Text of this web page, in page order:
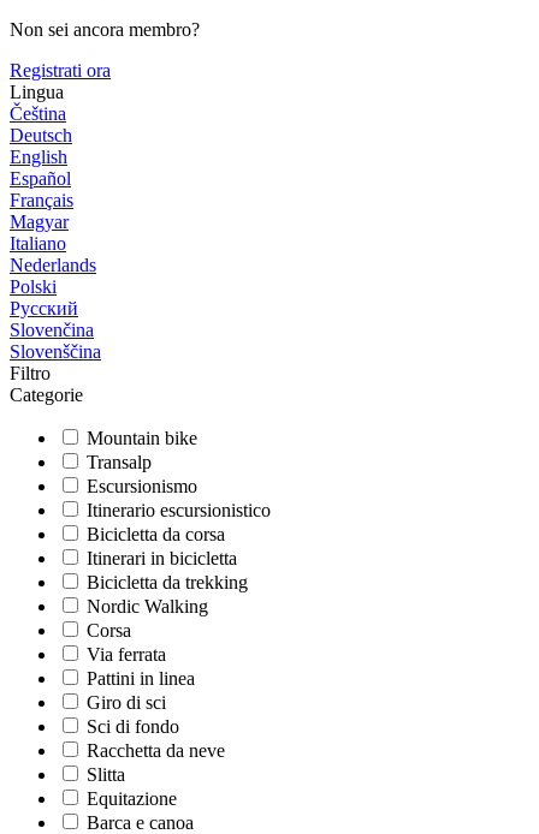
Non sei ancora membro?
Registrati ora
Lingua
Čeština
Deutsch
English
Español
Français
Magyar
Italiano
Nederlands
Polski
Русский
Slovenčina
Slovenščina
Filtro
Categorie
Mountain bike
Transalp
Escursionismo
Itinerario escursionistico
Bicicletta da corsa
Itinerari in bicicletta
Bicicletta da trekking
Nordic Walking
Corsa
Via ferrata
Pattini in linea
Giro di sci
Sci di fondo
Racchetta da neve
Slitta
Equitazione
Barca e canoa